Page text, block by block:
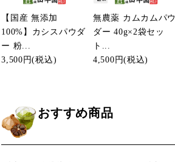
【国産 無添加
100%】カシスパウダ
ー 粉...
3,500円(税込)
無農薬 カムカムパウ
ダー 40g×2袋セッ
ト...
4,500円(税込)
おすすめ商品